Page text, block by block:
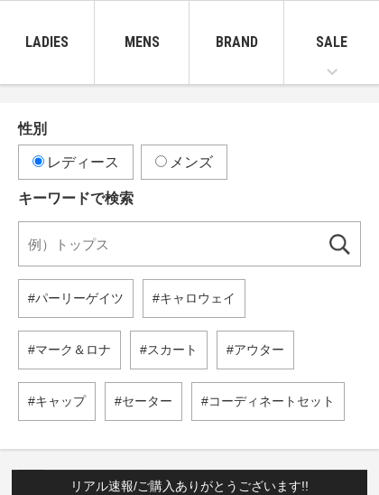
LADIES MENS BRAND SALE
性別
レディース メンズ
キーワードで検索
パーリーゲイツ キャロウェイ
マーク＆ロナ スカート アウター
キャップ セーター コーディネートセット
リアル速報/ご購入ありがとうございます!!